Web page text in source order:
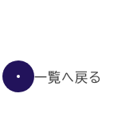
一覧へ戻る